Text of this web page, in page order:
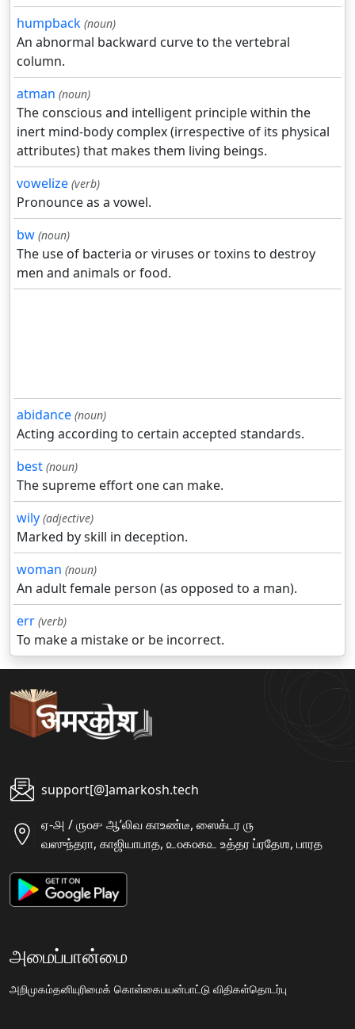
humpback (noun)
An abnormal backward curve to the vertebral
column.
atman (noun)
The conscious and intelligent principle within the
inert mind-body complex (irrespective of its physical
attributes) that makes them living beings.
vowelize (verb)
Pronounce as a vowel.
bw (noun)
The use of bacteria or viruses or toxins to destroy
men and animals or food.
abidance (noun)
Acting according to certain accepted standards.
best (noun)
The supreme effort one can make.
wily (adjective)
Marked by skill in deception.
woman (noun)
An adult female person (as opposed to a man).
err (verb)
To make a mistake or be incorrect.
support[@]amarkosh.tech
ஏ-௮ / ௫௦௪ ஆʼலிவ காஉண்டீ, ஸைக்டர ௫
வஸுந்தரா, காஜியாபாத, ௨௦௧௦௧௨ உத்தர ப்ரதேஶ, பாரத
அமைப்பான்மை
அறிமுகம்தனியுரிமைக் கொள்கைபயன்பாட்டு விதிகள்தொடர்பு